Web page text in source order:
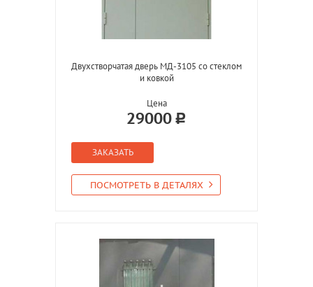
Двухстворчатая дверь МД-3105 со стеклом
и ковкой
Цена
29000
ЗАКАЗАТЬ
ПОСМОТРЕТЬ В ДЕТАЛЯХ